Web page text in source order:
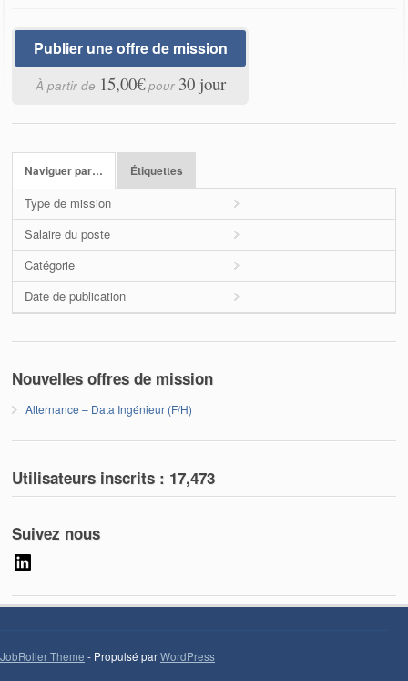
Publier une offre de mission
À partir de 15,00€pour 30 jour
Naviguer par… Étiquettes
Type de mission
Salaire du poste
Catégorie
Date de publication
Nouvelles offres de mission
Alternance – Data Ingénieur (F/H)
Utilisateurs inscrits : 17,473
Suivez nous
JobRoller Theme - Propulsé parWordPress